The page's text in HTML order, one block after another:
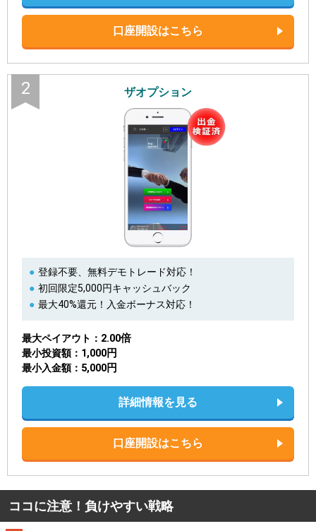
口座開設はこちら
2 ザオプション
登録不要、無料デモトレード対応！
初回限定5,000円キャッシュバック
最大40%還元！入金ボーナス対応！
最大ペイアウト 2.00倍
最小投資額 1,000円
最小入金額 5,000円
詳細情報を見る
口座開設はこちら
ココに注意！負けやすい戦略